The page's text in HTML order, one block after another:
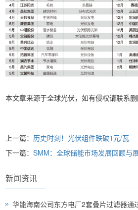
本文章来源于全球光伏，如有侵权请联系删
上一篇： 历史时刻！光伏组件跌破1元/瓦
下一篇：SMM：全球储能市场发展回顾与
新闻资讯